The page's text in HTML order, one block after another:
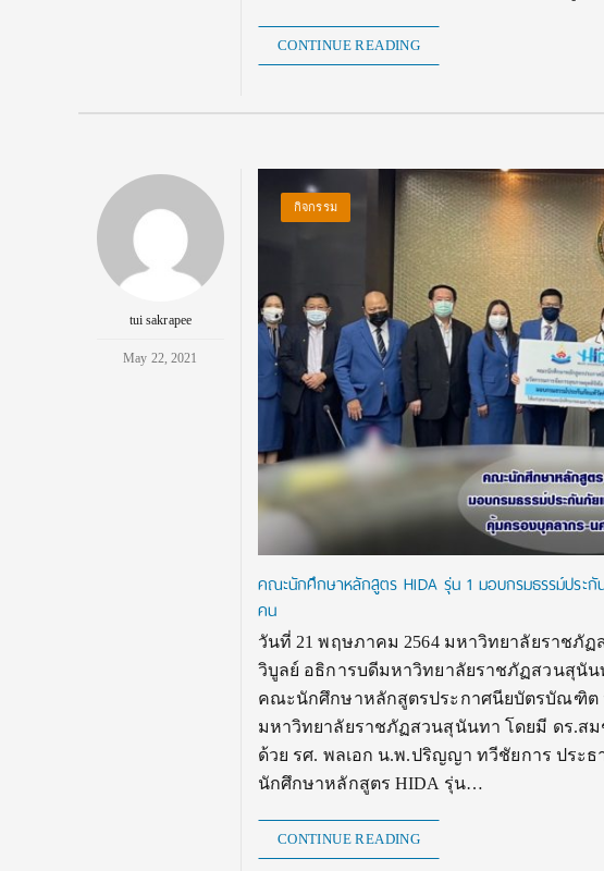
CONTINUE READING
tui sakrapee
May 22, 2021
กิจกรรม
คณะนักศึกษาหลักสูตร HIDA รุ่น 1 มอบกรมธรรม์ประ
คน
วันที่ 21 พฤษภาคม 2564 มหาวิทยาลัยราชภั
วิบูลย์ อธิการบดีมหาวิทยาลัยราชภัฏสวนสุนั
คณะนักศึกษาหลักสูตรประกาศนียบัตรบัณฑิต
มหาวิทยาลัยราชภัฏสวนสุนันทา โดยมี ดร.ส
ด้วย รศ. พลเอก น.พ.ปริญญา ทวีชัยการ ปร
นักศึกษาหลักสูตร HIDA รุ่น…
CONTINUE READING